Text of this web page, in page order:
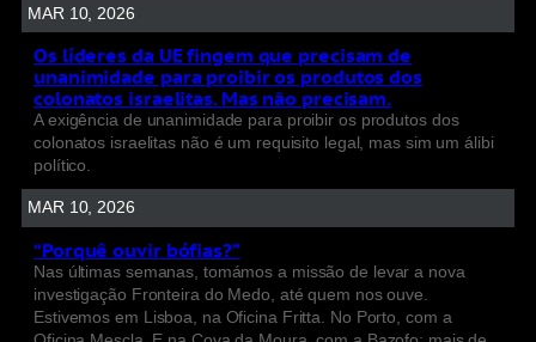
MAR 10, 2026
Os líderes da UE fingem que precisam de
unanimidade para proibir os produtos dos
colonatos israelitas. Mas não precisam.
A exigência de unanimidade para proibir os produtos dos
colonatos israelitas não é um requisito legal, mas sim um álibi
político.
MAR 10, 2026
“Porquê ouvir bófias?”
Nas últimas semanas, tomámos a missão de levar a nova
investigação Fronteira do Medo, até quem nos ouve.
Estivemos em Lisboa, na Oficina Fritta. No Porto, com a